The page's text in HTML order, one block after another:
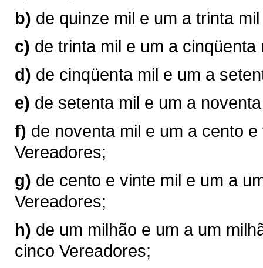
b) de quinze mil e um a trinta
c) de trinta mil e um a
d) de cinqüenta mil e um a
e) de setenta mil e um a
f) de noventa mil e um a cento
Vereadores;
g) de cento e vinte mil e um a
Vereadores;
h) de um milhão e um a um
cinco Vereadores;